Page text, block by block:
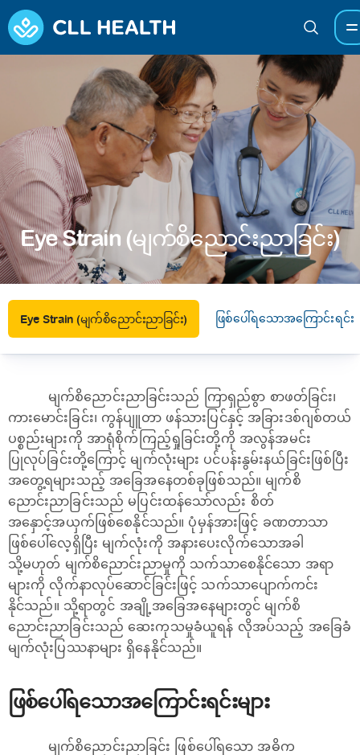
Eye Strain (မျက်စိညောင်းညာခြင်း)
Eye Strain (မျက်စိညောင်းညာခြင်း) ဖြစ်ပေါ်ရသောအကြောင်းရင်းမ
မျက်စိညောင်းညာခြင်းသည် ကြာရှည်စွာ စာဖတ်ခြင်း၊
ကားမောင်းခြင်း၊ ကွန်ပျူတာ ဖန်သားပြင်နှင့် အခြားဒစ်ဂျစ်တယ်
ပစ္စည်းများကို အာရုံစိုက်ကြည့်ရှုခြင်းတို့ကို အလွန်အမင်း
ပြုလုပ်ခြင်းတို့ကြောင့် မျက်လုံးများ ပင်ပန်းနွမ်းနယ်ခြင်းဖြစ်ပြီး
အတွေ့ရများသည့် အခြေအနေတစ်ခုဖြစ်သည်။ မျက်စိ
ညောင်းညာခြင်းသည် မပြင်းထန်သော်လည်း စိတ်
အနှောင့်အယှက်ဖြစ်စေနိုင်သည်။ ပုံမှန်အားဖြင့် ခဏတာသာ
ဖြစ်ပေါ်လေ့ရှိပြီး မျက်လုံးကို အနားပေးလိုက်သောအခါ
သို့မဟုတ် မျက်စိညောင်းညာမှုကို သက်သာစေနိုင်သော အရာ
များကို လိုက်နာလုပ်ဆောင်ခြင်းဖြင့် သက်သာ‌ပျောက်ကင်း
နိုင်သည်။ သို့ရာတွင် အချို့အခြေအနေများတွင် မျက်စိ
ညောင်းညာခြင်းသည် ဆေးကုသမှုခံယူရန် လိုအပ်သည့် အခြေခံ
မျက်လုံးပြဿနာများ ရှိနေနိုင်သည်။
ဖြစ်ပေါ်ရသောအကြောင်းရင်းများ
မျက်စိညောင်းညာခြင်း ဖြစ်ပေါ်ရသော အဓိက